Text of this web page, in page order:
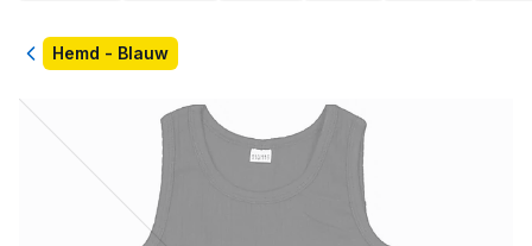
TerugHemd - Blauw